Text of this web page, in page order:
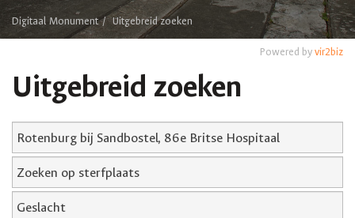
Digitaal Monument Uitgebreid zoeken
Uitgebreid zoeken
Powered byvir2biz